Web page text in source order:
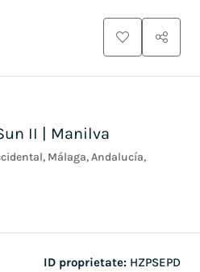
II | Manilva
Málaga, Andalucía,
ID proprietate: HZPSEPD